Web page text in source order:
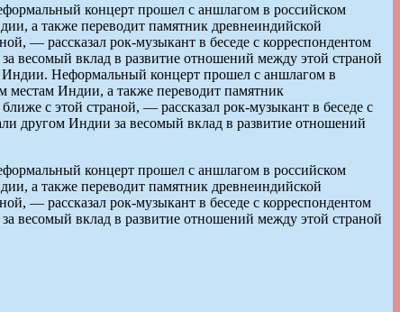
концерт прошел с аншлагом в российском
а также переводит памятник древнеиндийской
— рассказал рок-музыкант в беседе с корреспондентом
вклад в развитие отношений между этой страной
Индии. Неформальный концерт прошел с аншлагом в
местам Индии, а также переводит памятник
с этой страной, — рассказал рок-музыкант в беседе с
другом Индии за весомый вклад в развитие отношений
концерт прошел с аншлагом в российском
а также переводит памятник древнеиндийской
— рассказал рок-музыкант в беседе с корреспондентом
вклад в развитие отношений между этой страной